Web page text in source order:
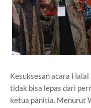
Kesuksesan acara
tidak bisa lepas dari
ketua panitia. Menurut